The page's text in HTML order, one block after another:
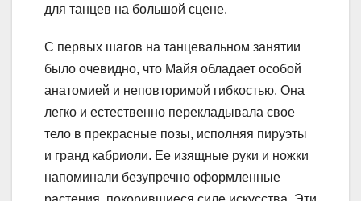
для танцев на большой сцене.
С первых шагов на танцевальном занятии
было очевидно, что Майя обладает особой
анатомией и неповторимой гибкостью. Она
легко и естественно перекладывала свое
тело в прекрасные позы, исполняя пируэты
и гранд кабриоли. Ее изящные руки и ножки
напоминали безупречно оформленные